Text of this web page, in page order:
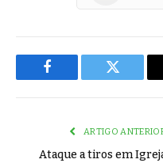
Facebook Twitter
ARTIGO
Ataque a tiros em